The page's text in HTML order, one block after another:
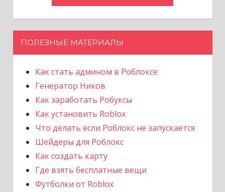
ПОЛЕЗНЫЕ МАТЕРИАЛЫ
Как стать админом в Роблоксе
Генератор Ников
Как заработать Робуксы
Как установить Roblox
Что делать если Роблокс не запускается
Шейдеры для Роблокс
Как создать карту
Где взять бесплатные вещи
Футболки от Roblox